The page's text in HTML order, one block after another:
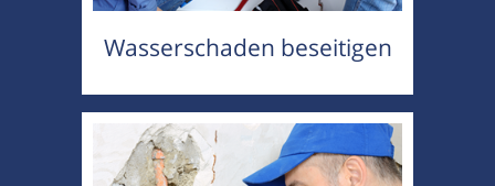
Wasserschaden beseitigen